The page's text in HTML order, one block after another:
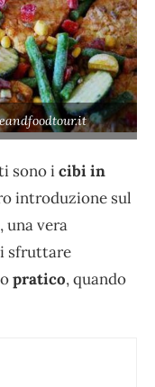
sono icibi in
introduzione sul
una vera
sfruttare
pratico, quando